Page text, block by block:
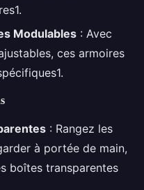
Modulables : Avec
ces armoires
: Rangez les
à portée de main,
boîtes transparentes